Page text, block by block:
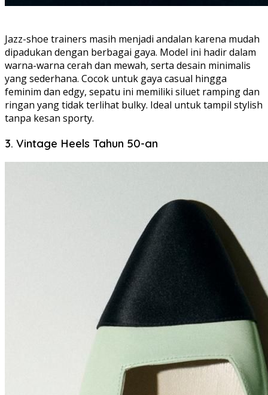
Jazz-shoe trainers masih menjadi andalan karena mudah
dipadukan dengan berbagai gaya. Model ini hadir dalam
warna-warna cerah dan mewah, serta desain minimalis
yang sederhana. Cocok untuk gaya casual hingga
feminim dan edgy, sepatu ini memiliki siluet ramping dan
ringan yang tidak terlihat bulky. Ideal untuk tampil stylish
tanpa kesan sporty.
3. Vintage Heels Tahun 50-an